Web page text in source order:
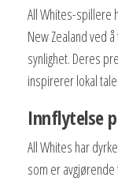
All Whites-spillere
New Zealand ved
synlighet. Deres
inspirerer lokal
Innflytelse
All Whites har
som er